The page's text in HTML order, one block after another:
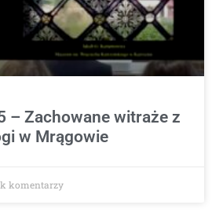
– Zachowane witraże z
w Mrągowie
komentarzy